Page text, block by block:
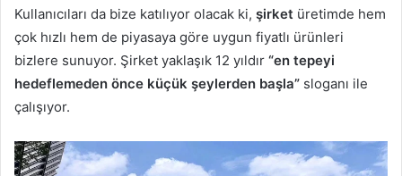
Kullanıcıları da bize katılıyor olacak ki, şirket üretimde hem
çok hızlı hem de piyasaya göre uygun fiyatlı ürünleri
bizlere sunuyor. Şirket yaklaşık 12 yıldır “en tepeyi
hedeflemeden önce küçük şeylerden başla” sloganı ile
çalışıyor.